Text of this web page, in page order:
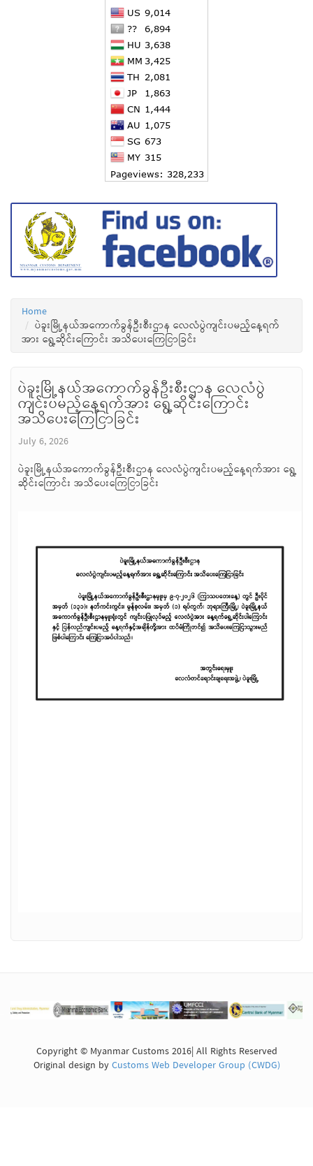
Home
ပဲခူးမြို့နယ်အကောက်ခွန်ဦးစီးဌာန လေလံပွဲကျင်းပမည့်နေ့ရက်
အား ရွေ့ဆိုင်းကြောင်း အသိပေးကြေငြာခြင်း
ပဲခူးမြို့နယ်အကောက်ခွန်ဦးစီးဌာန လေလံပွဲ
ကျင်းပမည့်နေ့ရက်အား ရွေ့ဆိုင်းကြောင်း
အသိပေးကြေငြာခြင်း
July 6, 2026
ပဲခူးမြို့နယ်အကောက်ခွန်ဦးစီးဌာန လေလံပွဲကျင်းပမည့်နေ့ရက်အား ရွေ့
ဆိုင်းကြောင်း အသိပေးကြေငြာခြင်း
Copyright © Myanmar Customs 2016| All Rights Reserved
Original design byCustoms Web Developer Group (CWDG)